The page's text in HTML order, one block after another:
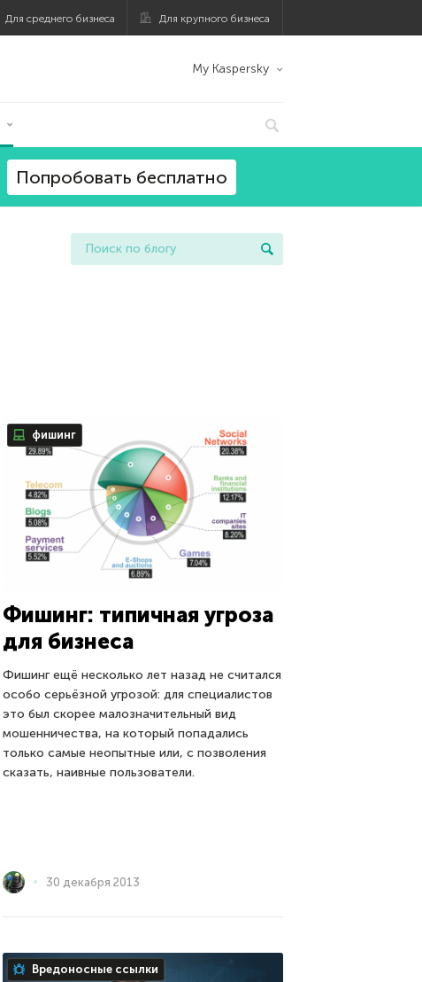
Для среднего бизнеса Для крупного бизнеса
My Kaspersky
Попробовать бесплатно
фишинг
Фишинг: типичная угроза
для бизнеса
Фишинг ещё несколько лет назад не считался
особо серьёзной угрозой: для специалистов
это был скорее малозначительный вид
мошенничества, на который попадались
только самые неопытные или, с позволения
сказать, наивные пользователи.
30 декабря 2013
Вредоносные ссылки